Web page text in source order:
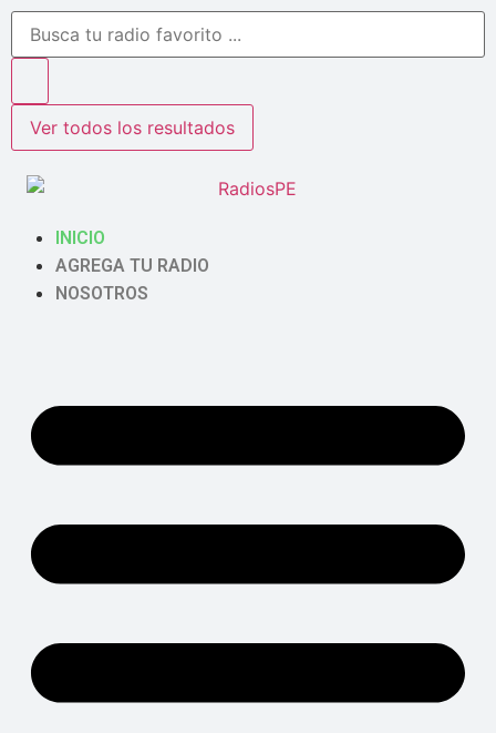
Ver todos los resultados
INICIO
AGREGA TU RADIO
NOSOTROS